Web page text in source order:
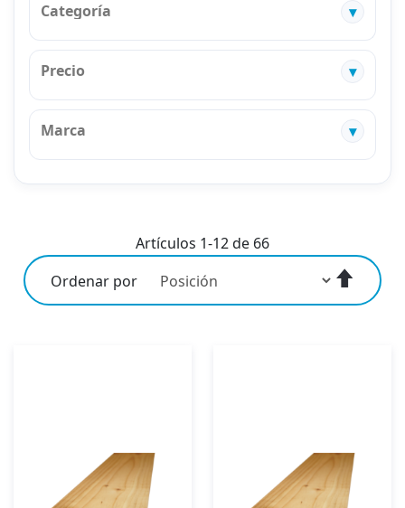
Artículos 1-12de 66
Ordenar por
Fijar
Categoría
Precio
Marca